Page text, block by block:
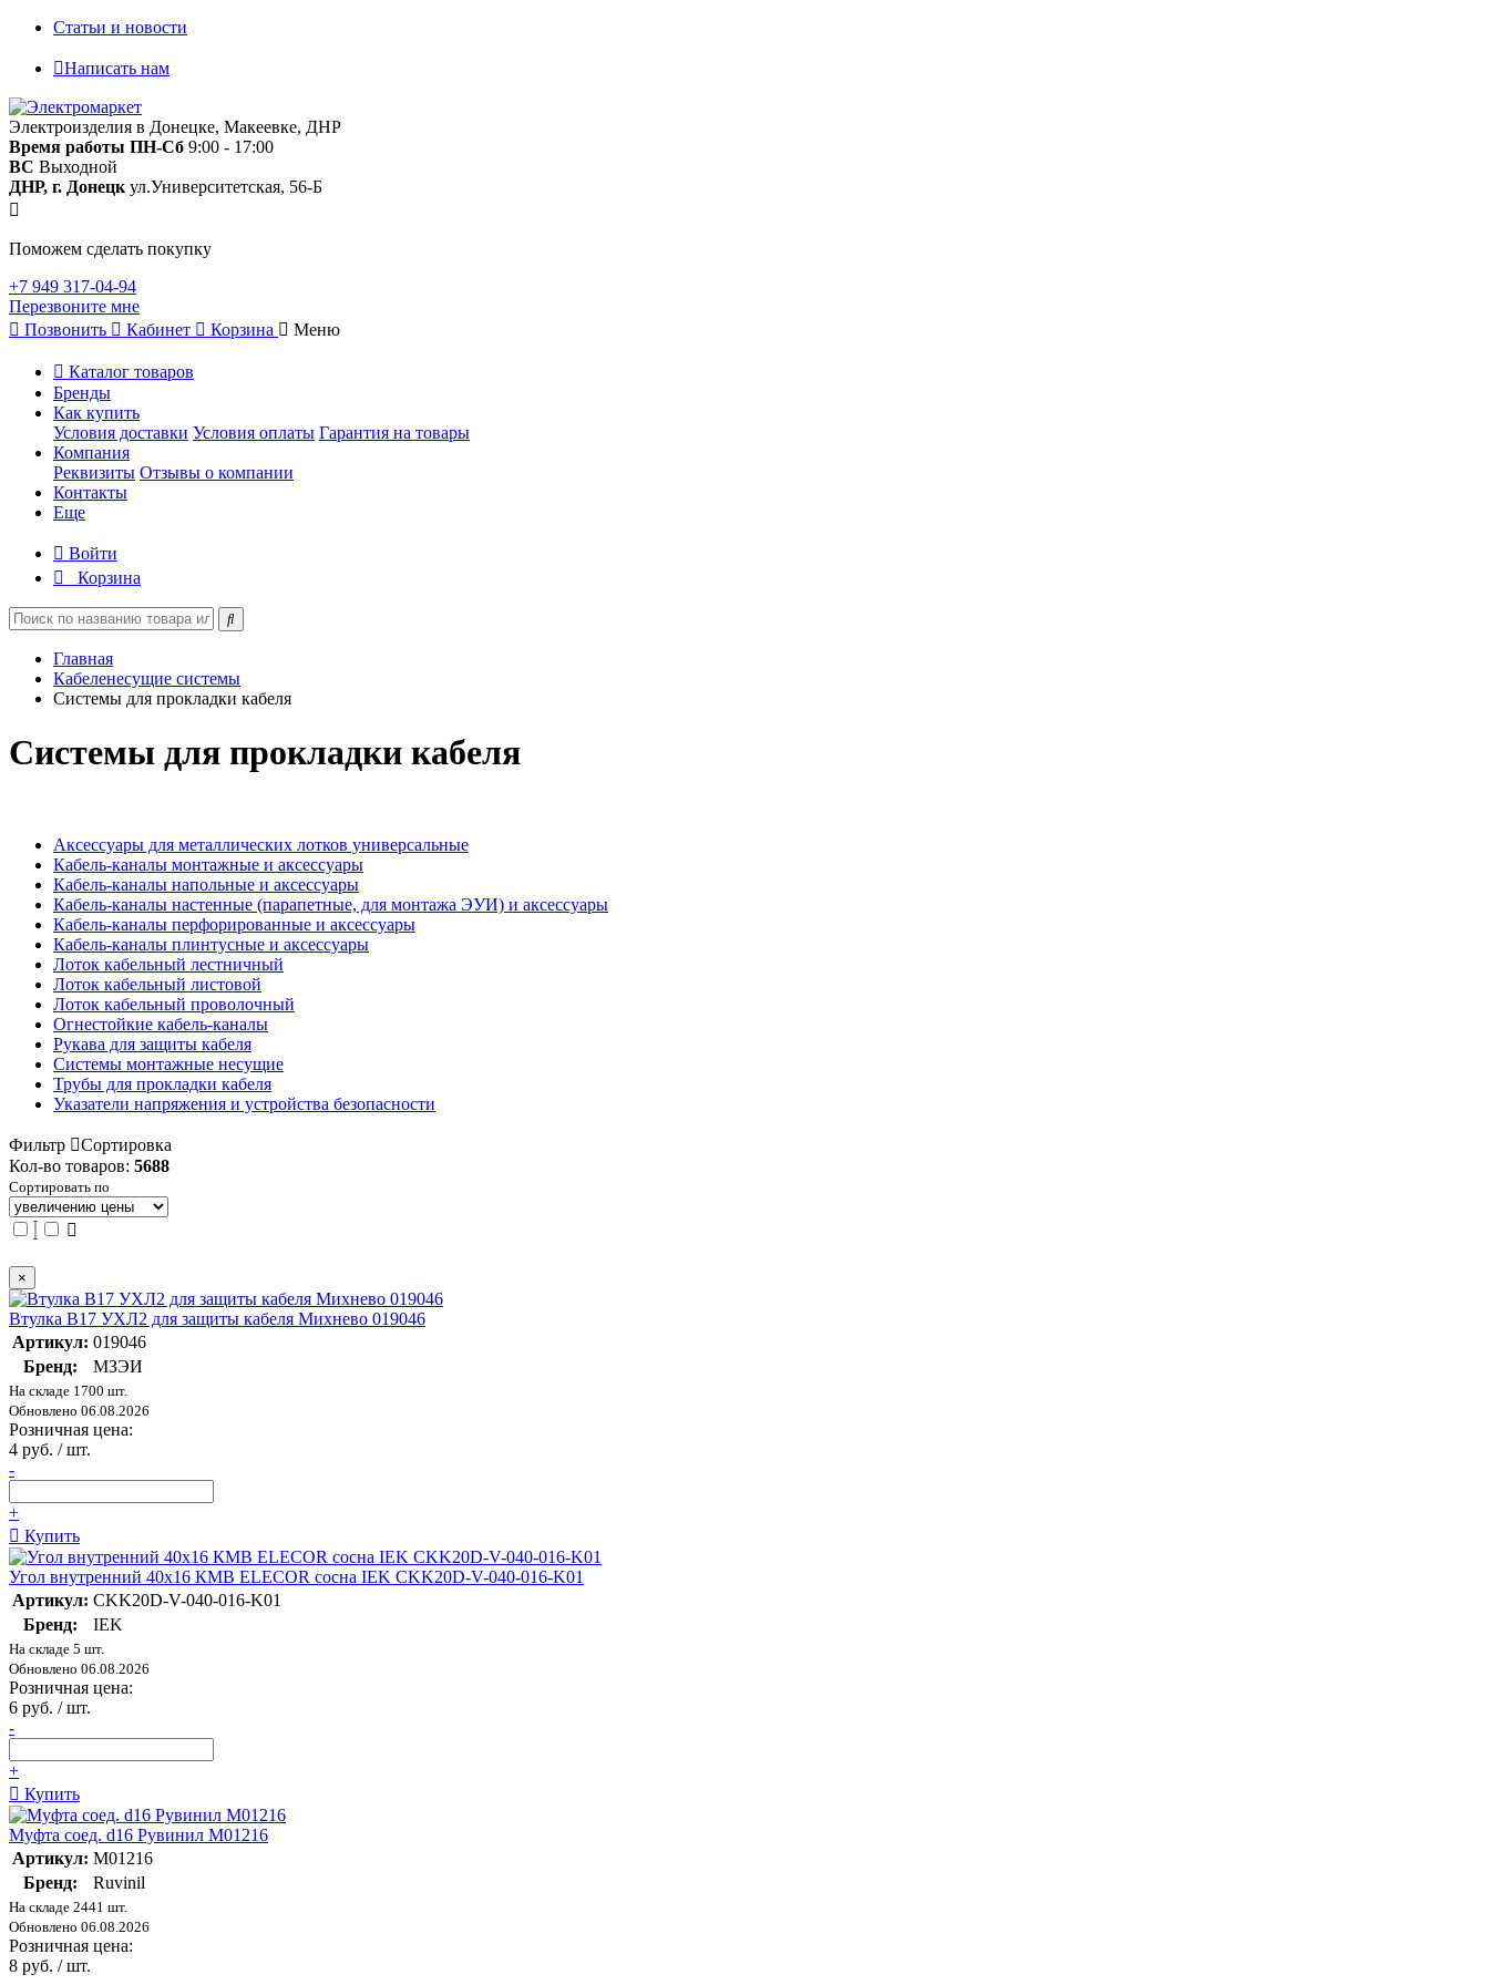
Статьи и новости
Написать нам
Электроизделия в Донецке, Макеевке, ДНР
Время работы ПН-Сб 9:00 - 17:00
ВС Выходной
ДНР, г. Донецк ул.Университетская, 56-Б
Поможем сделать покупку
+7 949 317-04-94
Перезвоните мне
Позвонить
Кабинет Корзина Меню
Каталог товаров
Бренды
Как купить
Условия доставки Условия оплаты Гарантия на товары
Компания
Реквизиты Отзывы о компании
Контакты
Еще
Войти
Корзина
Главная
Кабеленесущие системы
Системы для прокладки кабеля
Системы для прокладки кабеля
Аксессуары для металлических лотков универсальные
Кабель-каналы монтажные и аксессуары
Кабель-каналы напольные и аксессуары
Кабель-каналы настенные (парапетные, для монтажа ЭУИ) и аксессуары
Кабель-каналы перфорированные и аксессуары
Кабель-каналы плинтусные и аксессуары
Лоток кабельный лестничный
Лоток кабельный листовой
Лоток кабельный проволочный
Огнестойкие кабель-каналы
Рукава для защиты кабеля
Системы монтажные несущие
Трубы для прокладки кабеля
Указатели напряжения и устройства безопасности
Фильтр
Сортировка
Кол-во товаров: 5688
Сортировать по
×
Втулка В17 УХЛ2 для защиты кабеля Михнево 019046
Артикул: 019046
Бренд:
МЗЭИ
На складе 1700 шт.
Обновлено 06.08.2026
Розничная цена:
4 руб. / шт.
-
+
Купить
Угол внутренний 40х16 КМВ ELECOR сосна IEK CKK20D-V-040-016-K01
Артикул: CKK20D-V-040-016-K01
Бренд:
IEK
На складе 5 шт.
Обновлено 06.08.2026
Розничная цена:
6 руб. / шт.
-
+
Купить
Муфта соед. d16 Рувинил М01216
Артикул: М01216
Бренд:
Ruvinil
На складе 2441 шт.
Обновлено 06.08.2026
Розничная цена:
8 руб. / шт.